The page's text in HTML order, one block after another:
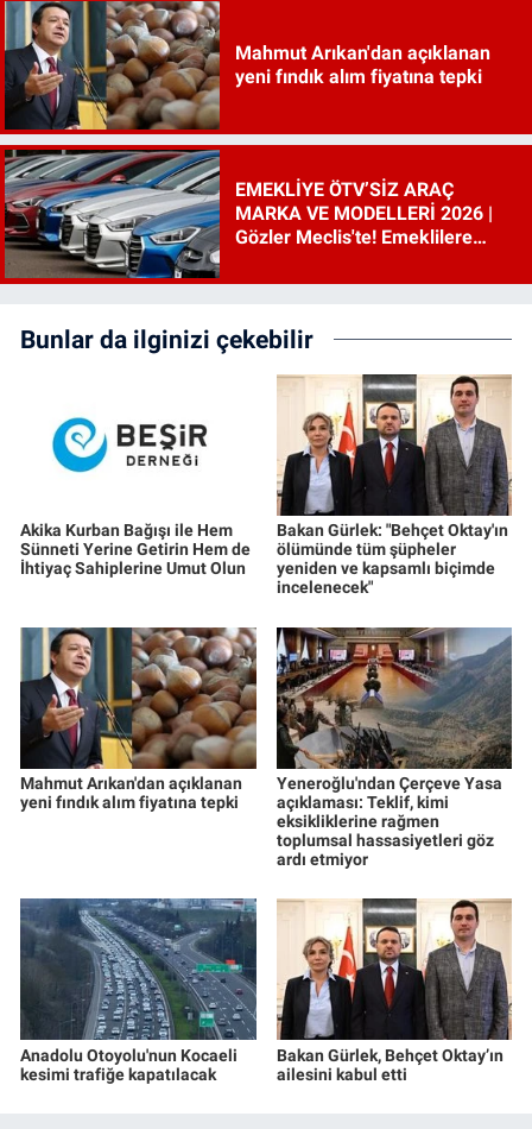
Mahmut Arıkan'dan açıklanan
yeni fındık alım fiyatına tepki
EMEKLİYE ÖTV’SİZ ARAÇ
MARKA VE MODELLERİ 2026 |
Gözler Meclis'te! Emeklilere
ne?
Bunlar da ilginizi çekebilir
Akika Kurban Bağışı ile Hem
Sünneti Yerine Getirin Hem de
İhtiyaç Sahiplerine Umut Olun
Bakan Gürlek: "Behçet Oktay'ın
ölümünde tüm şüpheler
yeniden ve kapsamlı biçimde
incelenecek"
Mahmut Arıkan'dan açıklanan
yeni fındık alım fiyatına tepki
Yeneroğlu'ndan Çerçeve Yasa
açıklaması: Teklif, kimi
eksikliklerine rağmen
toplumsal hassasiyetleri göz
ardı etmiyor
Anadolu Otoyolu'nun Kocaeli
kesimi trafiğe kapatılacak
Bakan Gürlek, Behçet Oktay’ın
ailesini kabul etti